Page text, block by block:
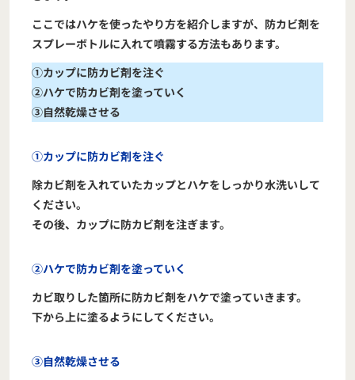
ここではハケを使ったやり方を紹介しますが、防カビ剤を
スプレーボトルに入れて噴霧する方法もあります。
①カップに防カビ剤を注ぐ
②ハケで防カビ剤を塗っていく
③自然乾燥させる
①カップに防カビ剤を注ぐ
除カビ剤を入れていたカップとハケをしっかり水洗いして
ください。
その後、カップに防カビ剤を注ぎます。
②ハケで防カビ剤を塗っていく
カビ取りした箇所に防カビ剤をハケで塗っていきます。
下から上に塗るようにしてください。
③自然乾燥させる